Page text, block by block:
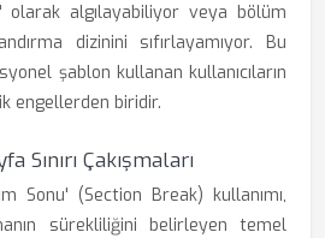
algılayabiliyor veya bölüm
dizinini sıfırlayamıyor. Bu
şablon kullanan kullanıcıların
engellerden biridir.
Sınırı Çakışmaları
Sonu' (Section Break) kullanımı,
sürekliliğini belirleyen temel